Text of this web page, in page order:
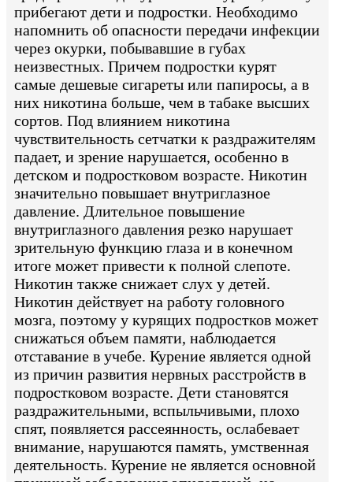
прибегают дети и подростки. Необходимо
напомнить об опасности передачи инфекции
через окурки, побывавшие в губах
неизвестных. Причем подростки курят
самые дешевые сигареты или папиросы, а в
них никотина больше, чем в табаке высших
сортов. Под влиянием никотина
чувствительность сетчатки к раздражителям
падает, и зрение нарушается, особенно в
детском и подростковом возрасте. Никотин
значительно повышает внутриглазное
давление. Длительное повышение
внутриглазного давления резко нарушает
зрительную функцию глаза и в конечном
итоге может привести к полной слепоте.
Никотин также снижает слух у детей.
Никотин действует на работу головного
мозга, поэтому у курящих подростков может
снижаться объем памяти, наблюдается
отставание в учебе. Курение является одной
из причин развития нервных расстройств в
подростковом возрасте. Дети становятся
раздражительными, вспыльчивыми, плохо
спят, появляется рассеянность, ослабевает
внимание, нарушаются память, умственная
деятельность. Курение не является основной